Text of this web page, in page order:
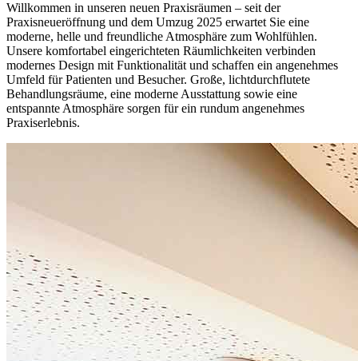
Willkommen in unseren neuen Praxisräumen – seit der
Praxisneueröffnung und dem Umzug 2025 erwartet Sie eine
moderne, helle und freundliche Atmosphäre zum Wohlfühlen.
Unsere komfortabel eingerichteten Räumlichkeiten verbinden
modernes Design mit Funktionalität und schaffen ein angenehmes
Umfeld für Patienten und Besucher. Große, lichtdurchflutete
Behandlungsräume, eine moderne Ausstattung sowie eine
entspannte Atmosphäre sorgen für ein rundum angenehmes
Praxiserlebnis.